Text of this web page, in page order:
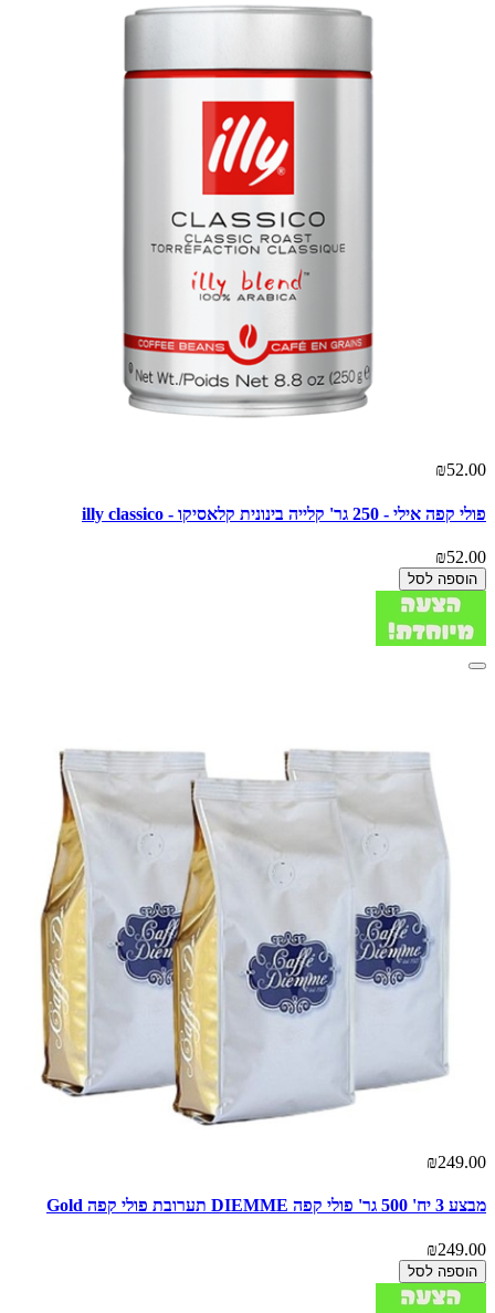
₪52.00
פולי קפה אילי - 250 גר' קלייה בינונית קלאסיקו - illy classico
₪52.00
הוספה לסל
₪249.00
מבצע 3 יח' 500 גר' פולי קפה DIEMME תערובת פולי קפה Gold
₪249.00
הוספה לסל